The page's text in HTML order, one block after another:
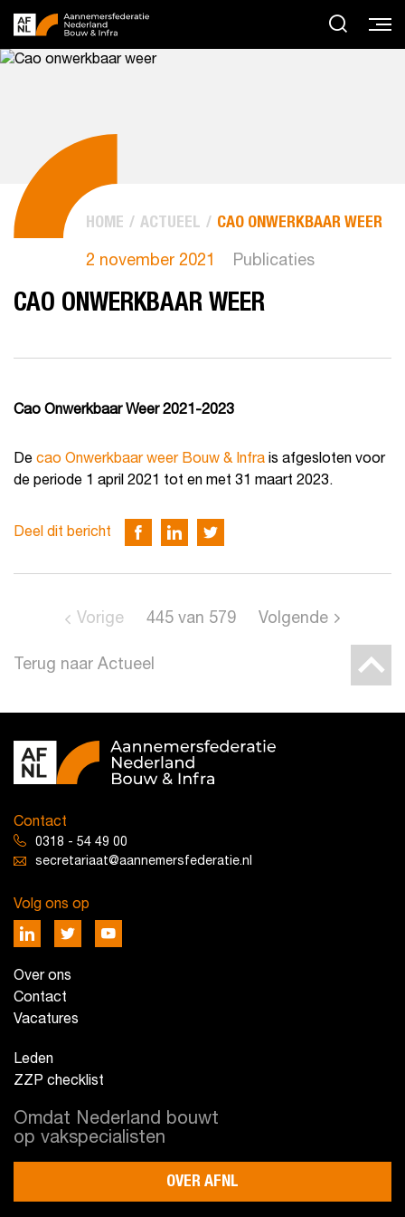
HOME ACTUEEL CAO ONWERKBAAR WEER
2 november 2021 Publicaties
CAO ONWERKBAAR WEER
Cao Onwerkbaar Weer 2021-2023
De cao Onwerkbaar weer Bouw & Infra is afgesloten voor
de periode 1 april 2021 tot en met 31 maart 2023.
Deel dit bericht
Terug naar Actueel
Vorige 445 van 579 Volgende
Contact
0318 - 54 49 00
secretariaat@aannemersfederatie.nl
Volg ons op
Over ons
Contact
Vacatures
Leden
ZZP checklist
Omdat Nederland bouwt
op vakspecialisten
OVER AFNL